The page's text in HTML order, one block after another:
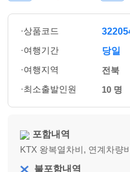
·상품코드
·여행기간
당일
·여행지역
전북
·최소출발인원
10 명
포함내역
KTX 왕복열차비, 연계차량
불포함내역